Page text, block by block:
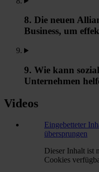
8. Die neuen
Business, um
9. Wie kann
Unternehmen
Videos
Eingebetteter
übersprungen
Dieser Inhalt ist
Cookies